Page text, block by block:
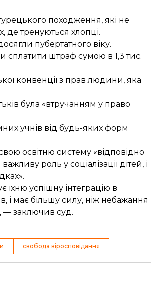
походження, які не
де тренуються хлопці.
пубертатного віку.
сплатити штраф сумою в 1,3 тис.
конвенції з прав людини, яка
була «втручанням у право
учнів від будь-яких форм
освітню систему «відповідно
роль у соціалізації дітей, і
їхню успішну інтеграцію в
і має більшу силу, ніж небажання
— заключив суд.
свобода віросповідання